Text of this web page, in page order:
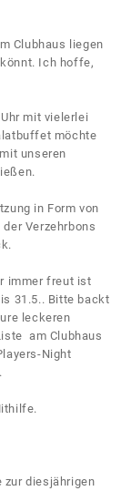
Clubhaus liegen
Ich hoffe,
mit vielerlei
möchte
unseren
in Form von
Verzehrbons
immer freut ist
31.5.. Bitte backt
leckeren
am Clubhaus
Night
zur diesjährigen